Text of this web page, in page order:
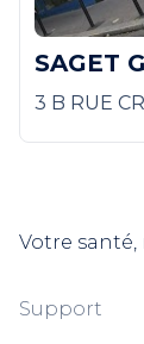
SAGET
3 B RUE
Votre
Support